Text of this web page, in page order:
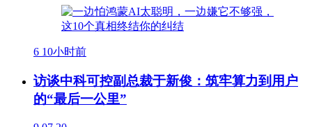
6 10小时前
访谈中科可控副总裁于新俊：筑牢算力到用户
的“最后一公里”